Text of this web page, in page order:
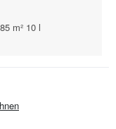
m² 10 l